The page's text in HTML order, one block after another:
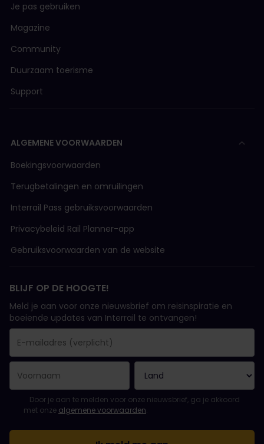
Je pas gebruiken
Magazine
Community
Duurzaam toerisme
Support
ALGEMENE VOORWAARDEN
Boekingsvoorwaarden
Terugbetalingen en omruilingen
Interrail Pass gebruiksvoorwaarden
Privacybeleid Rail Planner-app
Gebruiksvoorwaarden van de website
BLIJF OP DE HOOGTE!
Meld je aan voor onze nieuwsbrief om reisinspiratie en
boeiende updates van Interrail te ontvangen!
Je inschrijving is gelukt..
E-mailadres is een verplicht veld!
E-mailadres is ongeldig!
Fout bij het abonneren op de nieuwsbrief. Probeer het later
Je hebt je al geabonneerd op deze nieuwsbrief!
Ga akkoord met de algemene voorwaarden om je in te
Door je aan te melden voor onze nieuwsbrief, ga je akkoord
met onze algemene voorwaarden.